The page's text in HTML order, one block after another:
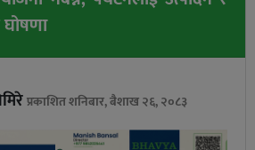
प्रकाशित शनिबार, बैशाख २६, २०८३